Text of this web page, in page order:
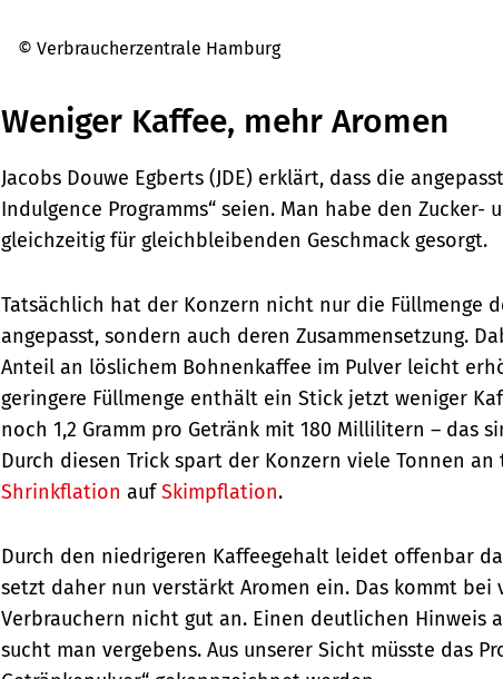
© Verbraucherzentrale Hamburg
Weniger Kaffee, mehr Aromen
Jacobs Douwe Egberts (JDE) erklärt, dass die
Indulgence Programms“ seien. Man habe den
gleichzeitig für gleichbleibenden Geschmack gesorgt.
Tatsächlich hat der Konzern nicht nur die Füllmenge
angepasst, sondern auch deren Zusammensetzung.
Anteil an löslichem Bohnenkaffee im Pulver leicht
geringere Füllmenge enthält ein Stick jetzt weniger
noch 1,2 Gramm pro Getränk mit 180 Millilitern – das
Durch diesen Trick spart der Konzern viele Tonnen
Shrinkflation aufSkimpflation.
Durch den niedrigeren Kaffeegehalt leidet offenbar
setzt daher nun verstärkt Aromen ein. Das kommt bei
Verbrauchern nicht gut an. Einen deutlichen Hinweis
sucht man vergebens. Aus unserer Sicht müsste das